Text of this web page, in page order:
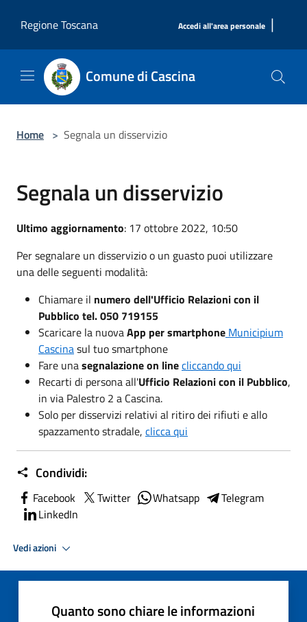
Regione Toscana
Accedi all'area personale |
Comune di Cascina
Home > Segnala un disservizio
Segnala un disservizio
Ultimo aggiornamento: 17 ottobre 2022, 10:50
Per segnalare un disservizio o un guasto puoi utilizzare
una delle seguenti modalità:
Chiamare il numero dell'Ufficio Relazioni con il
Pubblico tel. 050 719155
Scaricare la nuovaApp per smartphone Municipium
Cascinasul tuo smartphone
Fare unasegnalazione on linecliccando qui
Recarti di persona all'Ufficio Relazioni con il Pubblico,
in via Palestro 2 a Cascina.
Solo per disservizi relativi al ritiro dei rifiuti e allo
spazzamento stradale, clicca qui
Condividi:
Facebook Twitter Whatsapp
Telegram
LinkedIn
Vedi azioni
Quanto sono chiare le informazioni